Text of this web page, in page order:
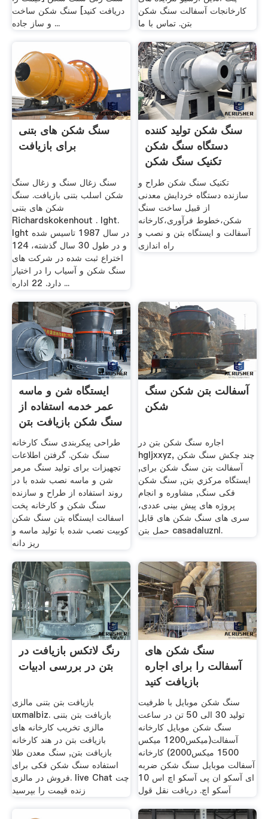
دریافت کنید] سنگ شکن ساخت
و ساز جاده ...
کارخانجات آسفالت سنگ شکن
بتن. تماس با ما
سنگ شکن های بتنی
برای بازیافت
سنگ زغال سنگ و زغال سنگ
شکن اسلب بتنی بازیافت. سنگ
شکن های بتنی
Richardskokenhout . lght.
lght در سال 1987 تاسیس شده
و در طول 30 سال گذشته، 124
اختراع ثبت شده در شركت های
سنگ شكن و آسیاب را در اختیار
دارد. 22 اداره ...
سنگ شکن تولید کننده
دستگاه سنگ شکن
تکنیک سنگ شکن
تکنیک سنگ شکن طراح و
سازنده دستگاه خردایش معدنی
از قبیل ساخت سنگ
شکن،خطوط فرآوری،کارخانه
آسفالت و ایستگاه بتن و نصب و
راه اندازی
ایستگاه شن و ماسه
عمر خدمه استفاده از
سنگ شکن بازیافت بتن
طراحی پیکربندی سنگ کارخانه
سنگ شکن. گرفتن اطلاعات
تجهیزات برای تولید سنگ مرمر
شن و ماسه نصب شده با در
روند استفاده از طراح و سازنده
سنگ شکن و کارخانه پخت
اسفالت ایستگاه بتن سنگ شکن
کوبیت نصب شده با تولید ماسه و
ریز دانه
آسفالت بتن شکن سنگ
شکن
اجاره سنگ شکن بتن در
hgljxxyz, چند چکش سنگ شکن
آسفالت بتن سنگ شکن برای,
ايستگاه مركزي بتن, سنگ شکن
فکی سنگ, مشاوره و انجام
پروژه های پیش بینی عددی،
سری های سنگ شکن های قابل
حمل بتن casadaluznl.
رنگ لاتکس بازیافت در
بتن در بررسی ادبیات
بازیافت بتن بتنی مالزی
uxmalbiz. بازیافت بتن بتنی
مالزی تخریب کارخانه های
بازیافت بتن در هند کارخانه
بازیافت بتن, سنگ معدن طلا
استفاده سنگ شکن فکی برای
فروش در مالزی. live Chat چت
زنده قیمت را بپرسید
سنگ شکن های
آسفالت را برای اجاره
بازیافت کنید
سنگ شکن موبایل با ظرفیت
تولید 30 الی 50 تن در ساعت
سنگ شکن موبایل کارخانه
آسفالت(میکس1200 میکس
1500 میکس2000) کارخانه
آسفالت موبایل سنگ شکن ضربه
ای آسکو ان پی آسکو اچ اس 10
آسکو اچ. دریافت نقل قول